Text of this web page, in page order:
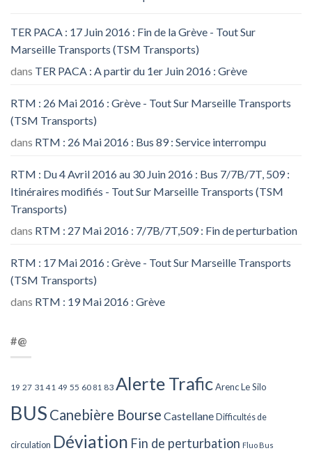
TER PACA : 17 Juin 2016 : Fin de la Grève - Tout Sur
Marseille Transports (TSM Transports)
dans TER PACA : A partir du 1er Juin 2016 : Grève
RTM : 26 Mai 2016 : Grève - Tout Sur Marseille Transports
(TSM Transports)
dans RTM : 26 Mai 2016 : Bus 89 : Service interrompu
RTM : Du 4 Avril 2016 au 30 Juin 2016 : Bus 7/7B/7T, 509 :
Itinéraires modifiés - Tout Sur Marseille Transports (TSM
Transports)
dans RTM : 27 Mai 2016 : 7/7B/7T,509 : Fin de perturbation
RTM : 17 Mai 2016 : Grève - Tout Sur Marseille Transports
(TSM Transports)
dans RTM : 19 Mai 2016 : Grève
#@
19 27 31 41 49 55 60 81 83 Alerte TraficArenc Le Silo
BUS Canebière Bourse Castellane Difficultés de
circulation Déviation Fin de perturbation Fluo Bus